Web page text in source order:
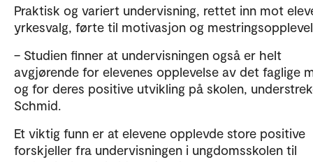
Praktisk og variert undervisning, rettet inn mot
yrkesvalg, førte til motivasjon og
– Studien finner at undervisningen også er helt
avgjørende for elevenes opplevelse av det faglige
og for deres positive utvikling på skolen,
Schmid.
Et viktig funn er at elevene opplevde store positive
forskjeller fra undervisningen i ungdomsskolen til